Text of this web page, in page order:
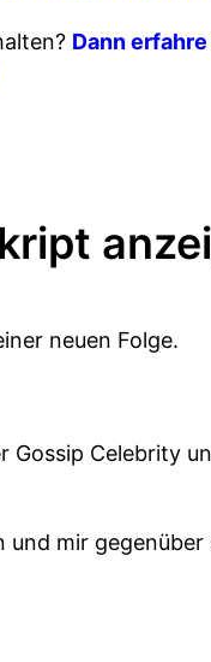
Dann
neuen Folge.
Celebrity
mir